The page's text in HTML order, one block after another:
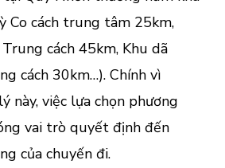
Co cách trung tâm 25km,
cách 45km, Khu dã
cách 30km…). Chính vì
này, việc lựa chọn phương
vai trò quyết định đến
của chuyến đi.